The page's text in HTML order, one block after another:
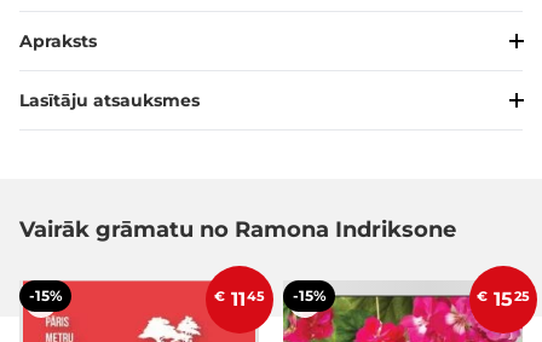
Apraksts
Lasītāju atsauksmes
Vairāk grāmatu no Ramona Indriksone
-15% € 1145 -15% € 1525